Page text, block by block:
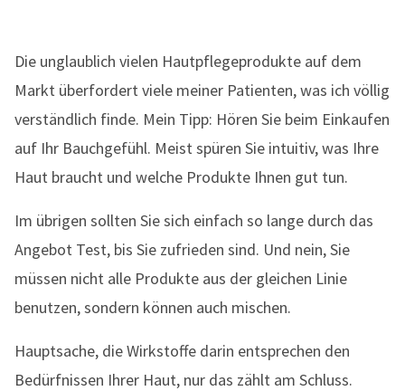
Die unglaublich vielen Hautpflegeprodukte auf dem
Markt überfordert viele meiner Patienten, was ich völlig
verständlich finde. Mein Tipp: Hören Sie beim Einkaufen
auf Ihr Bauchgefühl. Meist spüren Sie intuitiv, was Ihre
Haut braucht und welche Produkte Ihnen gut tun.
Im übrigen sollten Sie sich einfach so lange durch das
Angebot Test, bis Sie zufrieden sind. Und nein, Sie
müssen nicht alle Produkte aus der gleichen Linie
benutzen, sondern können auch mischen.
Hauptsache, die Wirkstoffe darin entsprechen den
Bedürfnissen Ihrer Haut, nur das zählt am Schluss.